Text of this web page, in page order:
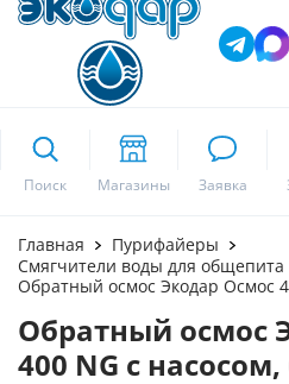
Поиск
Москва
Главная
Пурифайеры
Смягчители воды для общепита
Обратный осмос Экодар Осмос
Обратный осмос
400 NG с